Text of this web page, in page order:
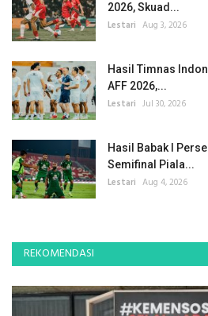
2026, Skuad...
Lestari Aug 3, 2026
Hasil Timnas
AFF 2026,...
Lestari Jul 30, 2026
Hasil Babak I
Semifinal Piala...
Lestari Aug 4, 2026
REKOMENDASI